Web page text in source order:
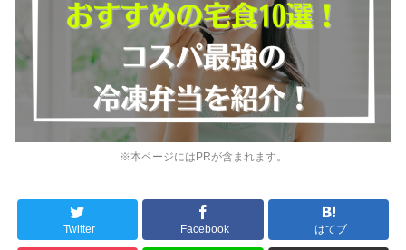
※本ページにはPRが含まれます。
Twitter Facebook はてブ